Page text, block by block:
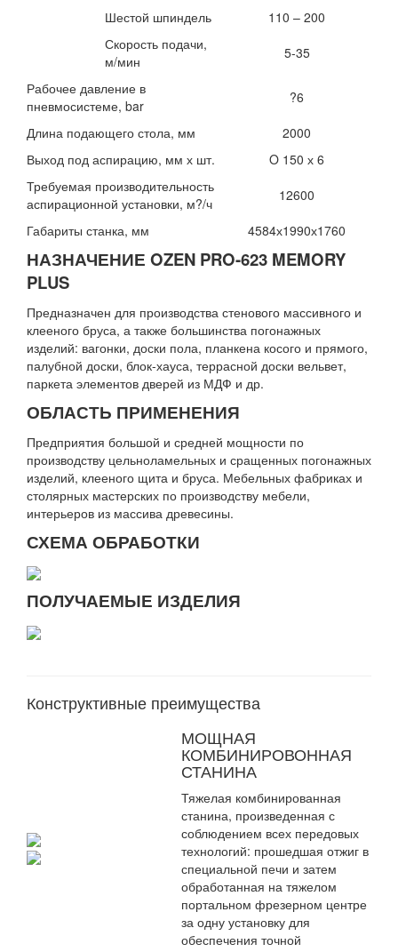
Шестой шпиндель
110 – 200
Скорость подачи,
м/мин
5-35
Рабочее давление в
пневмосистеме, bar
?6
Длина подающего стола, мм
2000
Выход под аспирацию, мм х шт.
O 150 х 6
Требуемая производительность
аспирационной установки, м?/ч
12600
Габариты станка, мм
4584х1990х1760
НАЗНАЧЕНИЕ OZEN PRO-623 MEMORY
PLUS
Предназначен для производства стенового массивного и
клееного бруса, а также большинства погонажных
изделий: вагонки, доски пола, планкена косого и прямого,
палубной доски, блок-хауса, террасной доски вельвет,
паркета элементов дверей из МДФ и др.
ОБЛАСТЬ ПРИМЕНЕНИЯ
Предприятия большой и средней мощности по
производству цельноламельных и сращенных погонажных
изделий, клееного щита и бруса. Мебельных фабриках и
столярных мастерских по производству мебели,
интерьеров из массива древесины.
СХЕМА ОБРАБОТКИ
ПОЛУЧАЕМЫЕ ИЗДЕЛИЯ
Конструктивные преимущества
МОЩНАЯ
КОМБИНИРОВОННАЯ
СТАНИНА
Тяжелая комбинированная
станина, произведенная с
соблюдением всех передовых
технологий: прошедшая отжиг в
специальной печи и затем
обработанная на тяжелом
портальном фрезерном центре
за одну установку для
обеспечения точной